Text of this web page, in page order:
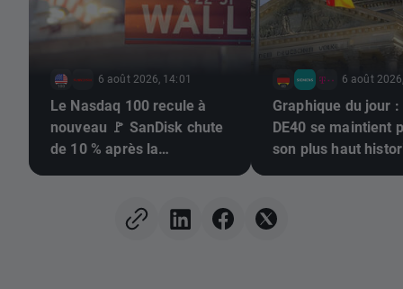
6 août 2026, 14:01
Le Nasdaq 100 recule à
nouveau 🚩 SanDisk chute
de 10 % après la
semi-conducteurs sous
6 août
Graphique du jour :
DE40 se maintient
son plus haut